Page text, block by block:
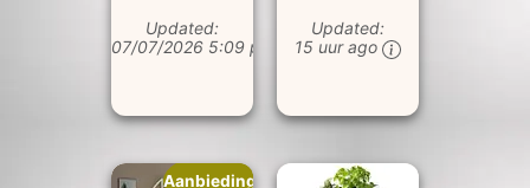
Updated:
07/07/2026 5:09 pm
Updated:
15 uur ago
Aanbieding!